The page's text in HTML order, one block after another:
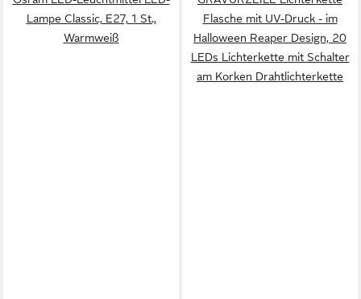
Lampe Classic, E27, 1 St.,
Warmweiß
Flasche mit UV-Druck - im
Halloween Reaper Design, 20
LEDs Lichterkette mit Schalter
am Korken Drahtlichterkette